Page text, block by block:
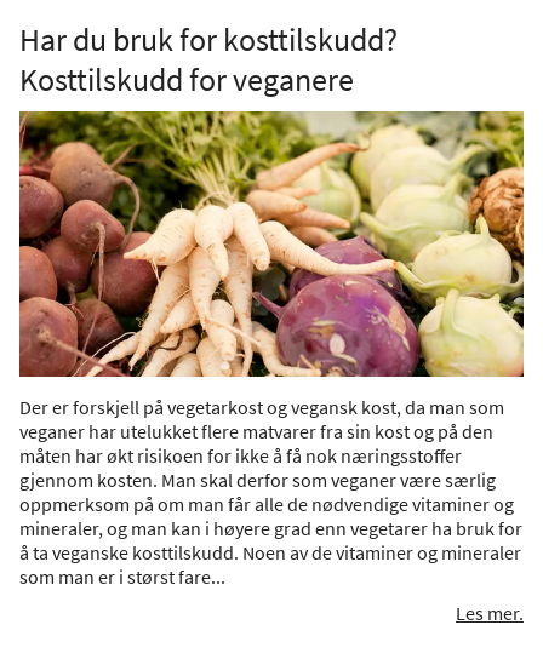
Har du bruk for kosttilskudd?
Kosttilskudd for veganere
Der er forskjell på vegetarkost og vegansk kost, da man som
veganer har utelukket flere matvarer fra sin kost og på den
måten har økt risikoen for ikke å få nok næringsstoffer
gjennom kosten. Man skal derfor som veganer være særlig
oppmerksom på om man får alle de nødvendige vitaminer og
mineraler, og man kan i høyere grad enn vegetarer ha bruk for
å ta veganske kosttilskudd. Noen av de vitaminer og mineraler
som man er i størst fare...
Les mer.